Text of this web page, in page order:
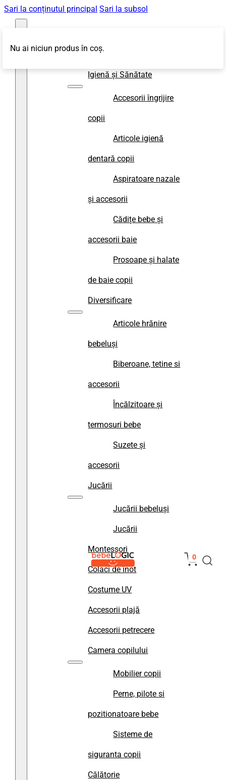
Sari la conținutul principal Sari la subsol
Igienă și Sănătate
Accesorii îngrijire
copii
Articole igienă
dentară copii
Aspiratoare nazale
și accesorii
Cădițe bebe și
accesorii baie
Prosoape și halate
de baie copii
Diversificare
Articole hrănire
bebeluși
Biberoane, tetine si
accesorii
Încălzitoare și
termosuri bebe
Suzete și
accesorii
Jucării
Jucării bebeluși
Jucării
Montessori
Colaci de înot
Costume UV
Accesorii plajă
Accesorii petrecere
Camera copilului
Mobilier copii
Perne, pilote si
pozitionatoare bebe
Sisteme de
siguranta copii
Călătorie
0
Nu ai niciun produs în coș.